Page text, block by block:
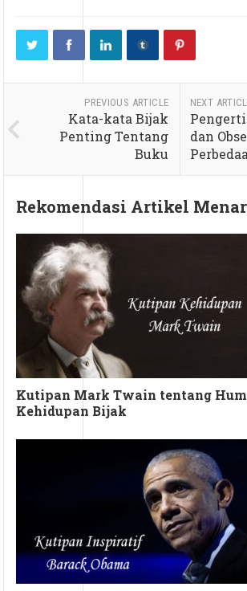
PREVIOUS ARTICLE
Kata-kata Bijak
Penting Tentang
Buku
NEXT
dan
Rekomendasi Artikel
Kutipan Mark Twain tentang
Kehidupan Bijak